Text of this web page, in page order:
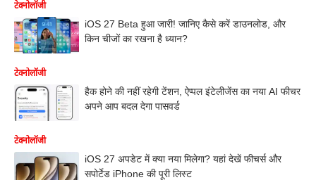
टेक्नोलॉजी
iOS 27 Beta हुआ जारी! जानिए कैसे करें डाउनलोड, और
किन चीजों का रखना है ध्यान?
टेक्नोलॉजी
हैक होने की नहीं रहेगी टेंशन, ऐप्पल इंटेलीजेंस का नया AI फीचर
अपने आप बदल देगा पासवर्ड
टेक्नोलॉजी
iOS 27 अपडेट में क्या नया मिलेगा? यहां देखें फीचर्स और
सपोर्टेड iPhone की पूरी लिस्ट